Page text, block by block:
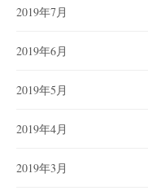
2019年7月
2019年6月
2019年5月
2019年4月
2019年3月